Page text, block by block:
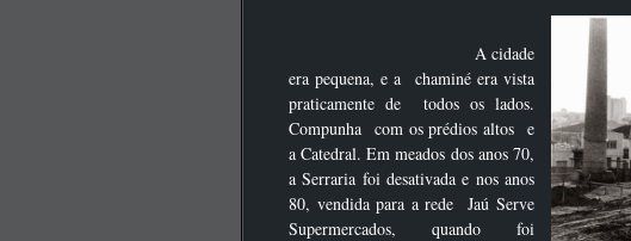
A cidade
era pequena, e a chaminé era vista
praticamente de todos os lados.
Compunha com os prédios altos e
a Catedral. Em meados dos anos 70,
a Serraria foi desativada e nos anos
80, vendida para a rede Jaú Serve
Supermercados, quando foi